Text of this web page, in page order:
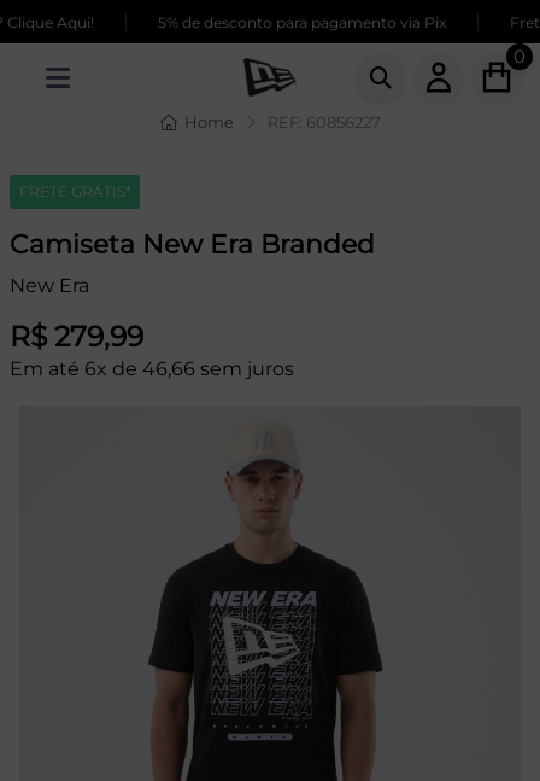
Aqui! 5% de desconto para pagamento via Pix
0
Home REF: 60856227
FRETE GRÁTIS*
Camiseta New Era Branded
New Era
R$ 279,99
Em até 6x de 46,66 sem juros